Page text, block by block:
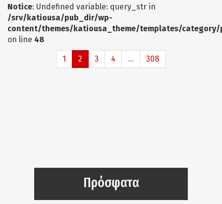
Notice: Undefined variable: query_str in
/srv/katiousa/pub_dir/wp-
content/themes/katiousa_theme/templates/
on line 48
1 2 3 4 ... 308
Πρόσφατα